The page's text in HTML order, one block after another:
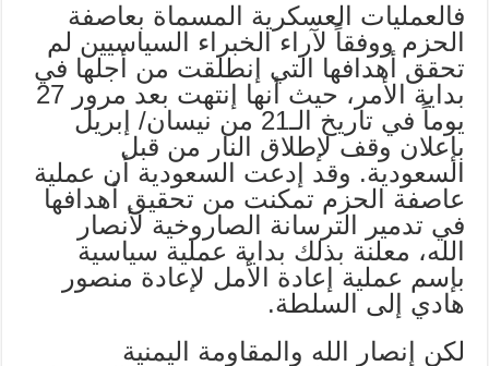
فالعمليات العسكرية المسماة بعاصفة
الحزم ووفقاً لآراء الخبراء السياسيين لم
تحقق أهدافها التي إنطلقت من أجلها في
بداية الأمر، حيث أنها إنتهت بعد مرور 27
يوماً في تاريخ الـ21 من نيسان/ إبريل
بإعلان وقف لإطلاق النار من قبل
السعودية. وقد إدعت السعودية أن عملية
عاصفة الحزم تمكنت من تحقيق أهدافها
في تدمير الترسانة الصاروخية لأنصار
الله، معلنة بذلك بداية عملية سياسية
بإسم عملية إعادة الأمل لإعادة منصور
هادي إلى السلطة.
لكن إنصار الله والمقاومة اليمنية